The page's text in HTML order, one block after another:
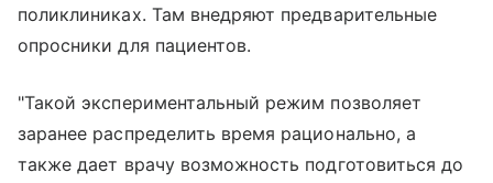
поликлиниках. Там внедряют предварительные
опросники для пациентов.
"Такой экспериментальный режим позволяет
заранее распределить время рационально, а
также дает врачу возможность подготовиться до